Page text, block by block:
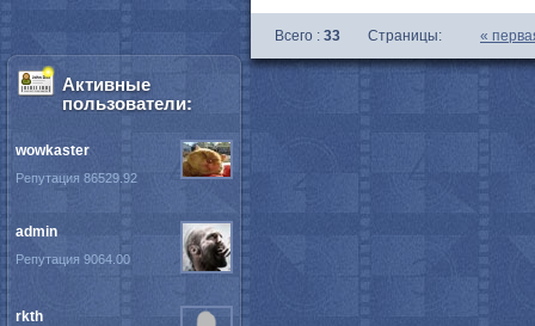
Всего : 33 Страницы: «
Активные
пользователи:
wowkaster
Репутация 86529.92
admin
Репутация 9064.00
rkth